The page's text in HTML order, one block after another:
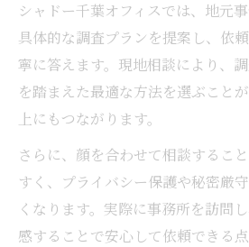
シャドー千葉オフィスでは、地元
具体的な調査プランを提案し、依
寧に答えます。現地相談により、
を踏まえた最適な方法を選ぶこと
上にもつながります。
さらに、顔を合わせて相談するこ
すく、プライバシー保護や秘密厳
くなります。実際に事務所を訪問
感することで安心して依頼できる